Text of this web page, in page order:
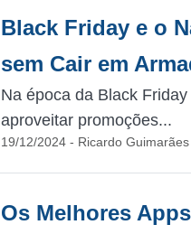
Black Friday e o
sem Cair em
Na época da Black
aproveitar promoções...
19/12/2024 - Ricardo Guimarães
Os Melhores